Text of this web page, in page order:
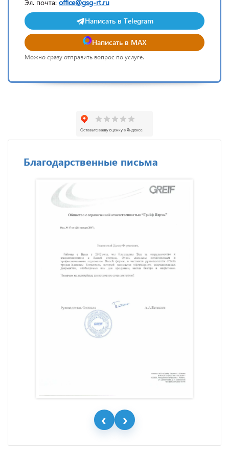
Эл. почта: office@gsg-rt.ru
Написать в Telegram
Написать в MAX
Можно сразу отправить вопрос по услуге.
Благодарственные письма